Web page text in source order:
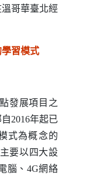
哥華臺北經
習模式
發展項目之
2016年起已
式為概念的
要以四大設
腦、 4G網絡